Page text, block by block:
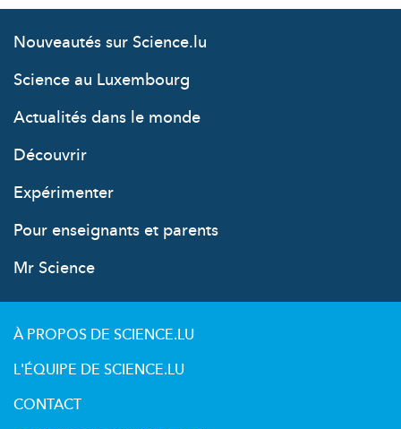
Nouveautés sur Science.lu
Science au Luxembourg
Actualités dans le monde
Découvrir
Expérimenter
Pour enseignants et parents
Mr Science
À PROPOS DE SCIENCE.LU
L'ÉQUIPE DE SCIENCE.LU
CONTACT